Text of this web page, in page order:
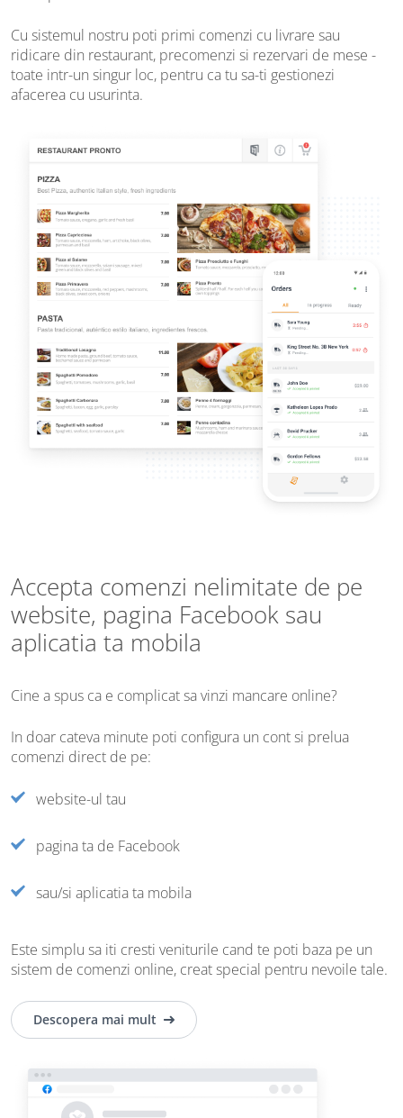
Cu sistemul nostru poti primi comenzi cu livrare sau
ridicare din restaurant, precomenzi si rezervari de mese -
toate intr-un singur loc, pentru ca tu sa-ti gestionezi
afacerea cu usurinta.
Accepta comenzi nelimitate de pe
website, pagina Facebook sau
aplicatia ta mobila
Cine a spus ca e complicat sa vinzi mancare online?
In doar cateva minute poti configura un cont si prelua
comenzi direct de pe:
website-ul tau
pagina ta de Facebook
sau/si aplicatia ta mobila
Este simplu sa iti cresti veniturile cand te poti baza pe un
sistem de comenzi online, creat special pentru nevoile tale.
Descopera mai mult